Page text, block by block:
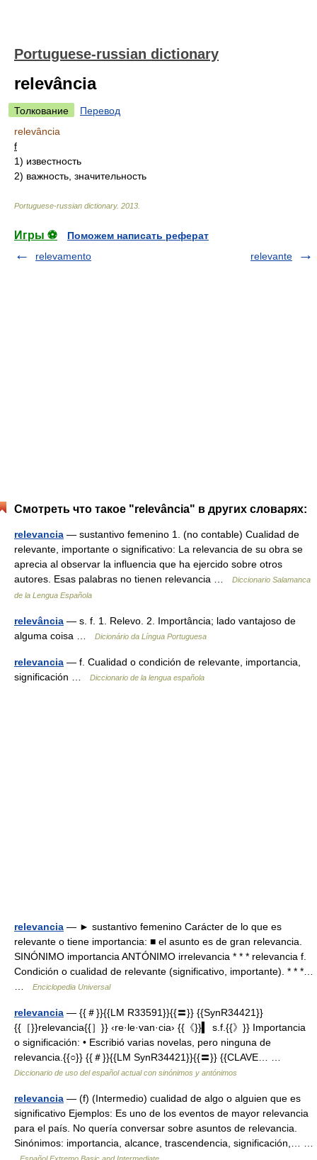
Portuguese-russian dictionary
relevância
Толкование
Перевод
relevância
f
1) известность
2) важность, значительность
Portuguese-russian dictionary. 2013
Игры ⚽
Поможем написать реферат
relevamento
relevante
Смотреть что такое "relevância" в других словарях:
relevancia — sustantivo femenino 1. (no contable) Cualidad de
relevante, importante o significativo: La relevancia de su obra se
aprecia al observar la influencia que ha ejercido sobre otros
autores. Esas palabras no tienen relevancia …
Diccionario Salamanca
de la Lengua Española
relevância — s. f. 1. Relevo. 2. Importância; lado vantajoso de
alguma coisa …
Dicionário da Língua Portuguesa
relevancia — f. Cualidad o condición de relevante, importancia,
significación …
Diccionario de la lengua española
relevancia — ► sustantivo femenino Carácter de lo que es
relevante o tiene importancia: ■ el asunto es de gran relevancia.
SINÓNIMO importancia ANTÓNIMO irrelevancia * * * relevancia f.
Condición o cualidad de relevante (significativo, importante). * * *…
Enciclopedia Universal
relevancia — {{＃}}{{LM R33591}}{{〓}} {{SynR34421}}
{{［}}relevancia{{］}} ‹re·le·van·cia› {{《}}▍ s.f.{{》}} Importancia
o significación: • Escribió varias novelas, pero ninguna de
relevancia.{{○}} {{＃}}{{LM SynR34421}}{{〓}} {{CLAVE… …
Diccionario de uso del español actual con sinónimos y antónimos
relevancia — (f) (Intermedio) cualidad de algo o alguien que es
significativo Ejemplos: Es uno de los eventos de mayor relevancia
para el país. No quería conversar sobre asuntos de relevancia.
Sinónimos: importancia, alcance, trascendencia, significación,… …